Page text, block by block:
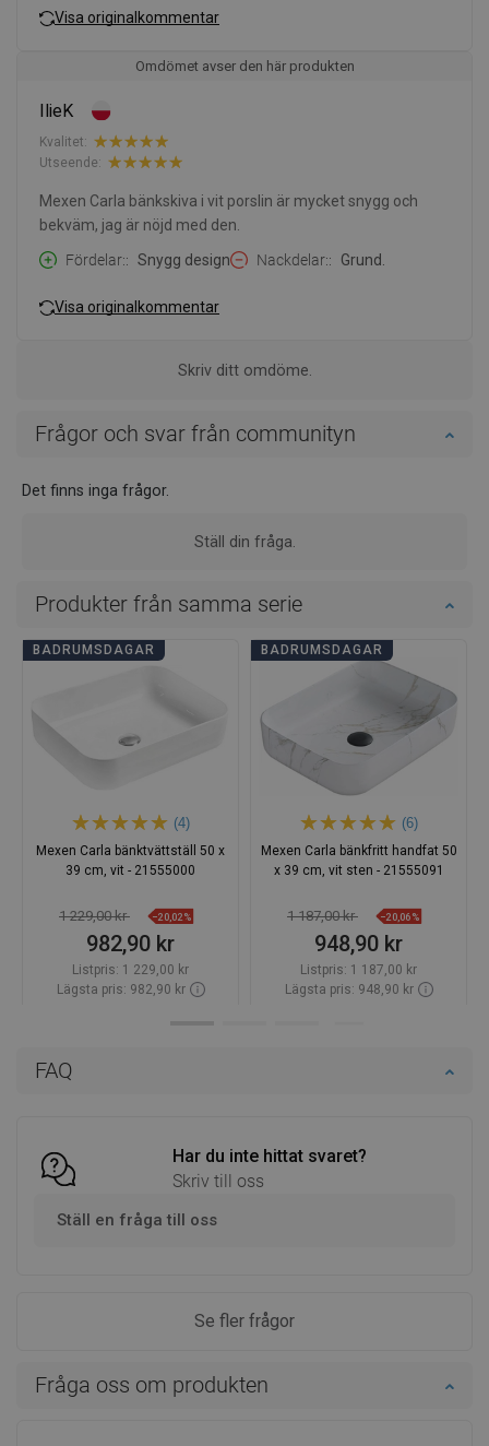
FAQ
Har du inte hittat svaret?
Skriv till oss
Ställ en fråga till oss
Se fler frågor
Visa originalkommentar
Omdömet avser den här produkten
IlieK
Kvalitet:
Utseende:
Mexen Carla bänkskiva i vit porslin är mycket snygg och
bekväm, jag är nöjd med den.
Fördelar:
Snygg design Nackdelar: Grund.
Visa originalkommentar
Skriv ditt omdöme.
Frågor och svar från communityn
Det finns inga frågor.
Ställ din fråga.
Fråga oss om produkten
Produkter från samma serie
BADRUMSDAGAR
(4)
Mexen Carla bänktvättställ 50 x
39 cm, vit - 21555000
1 229,00 kr −20,02%
982,90 kr
Listpris: 1 229,00 kr
Lägsta pris: 982,90 kr
BADRUMSDAGAR
(6)
Mexen Carla bänkfritt handfat 50
x 39 cm, vit sten - 21555091
1 187,00 kr −20,06%
948,90 kr
Listpris: 1 187,00 kr
Lägsta pris: 948,90 kr